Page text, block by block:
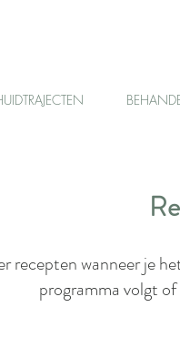
recepten wanneer je
programma volgt